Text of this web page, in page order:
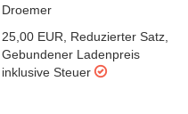
Droemer
25,00 EUR
Reduzierter Satz
Gebundener Ladenpreis
inklusive Steuer